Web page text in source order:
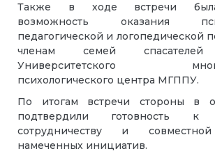
Также в ходе встречи
возможность оказания
педагогической и логопедической
членам семей
Университетского
психологического центра МГППУ.
По итогам встречи стороны в
подтвердили готовность к
сотрудничеству и
намеченных инициатив.